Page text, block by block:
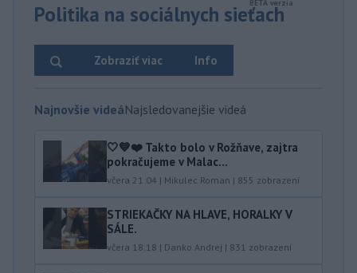
Politika na sociálnych sieťach
Info
Zobraziť viac
Najnovšie videáNajsledovanejšie videá
🤍💙❤️ Takto bolo v Rožňave, zajtra
pokračujeme v Malac...
včera 21:04 | Mikulec Roman | 855 zobrazení
STRIEKAČKY NA HLAVE, HORALKY V
SÁLE.
včera 18:18 | Danko Andrej | 831 zobrazení